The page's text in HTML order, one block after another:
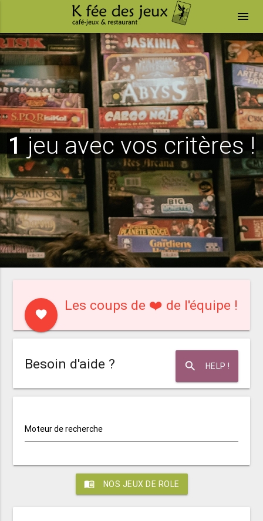
menu
1 jeu avec vos critères !
favorite
Les coups de ❤️ de l'équipe !
search HELP !
Besoin d'aide ?
Moteur de recherche
menu_book NOS JEUX DE ROLE